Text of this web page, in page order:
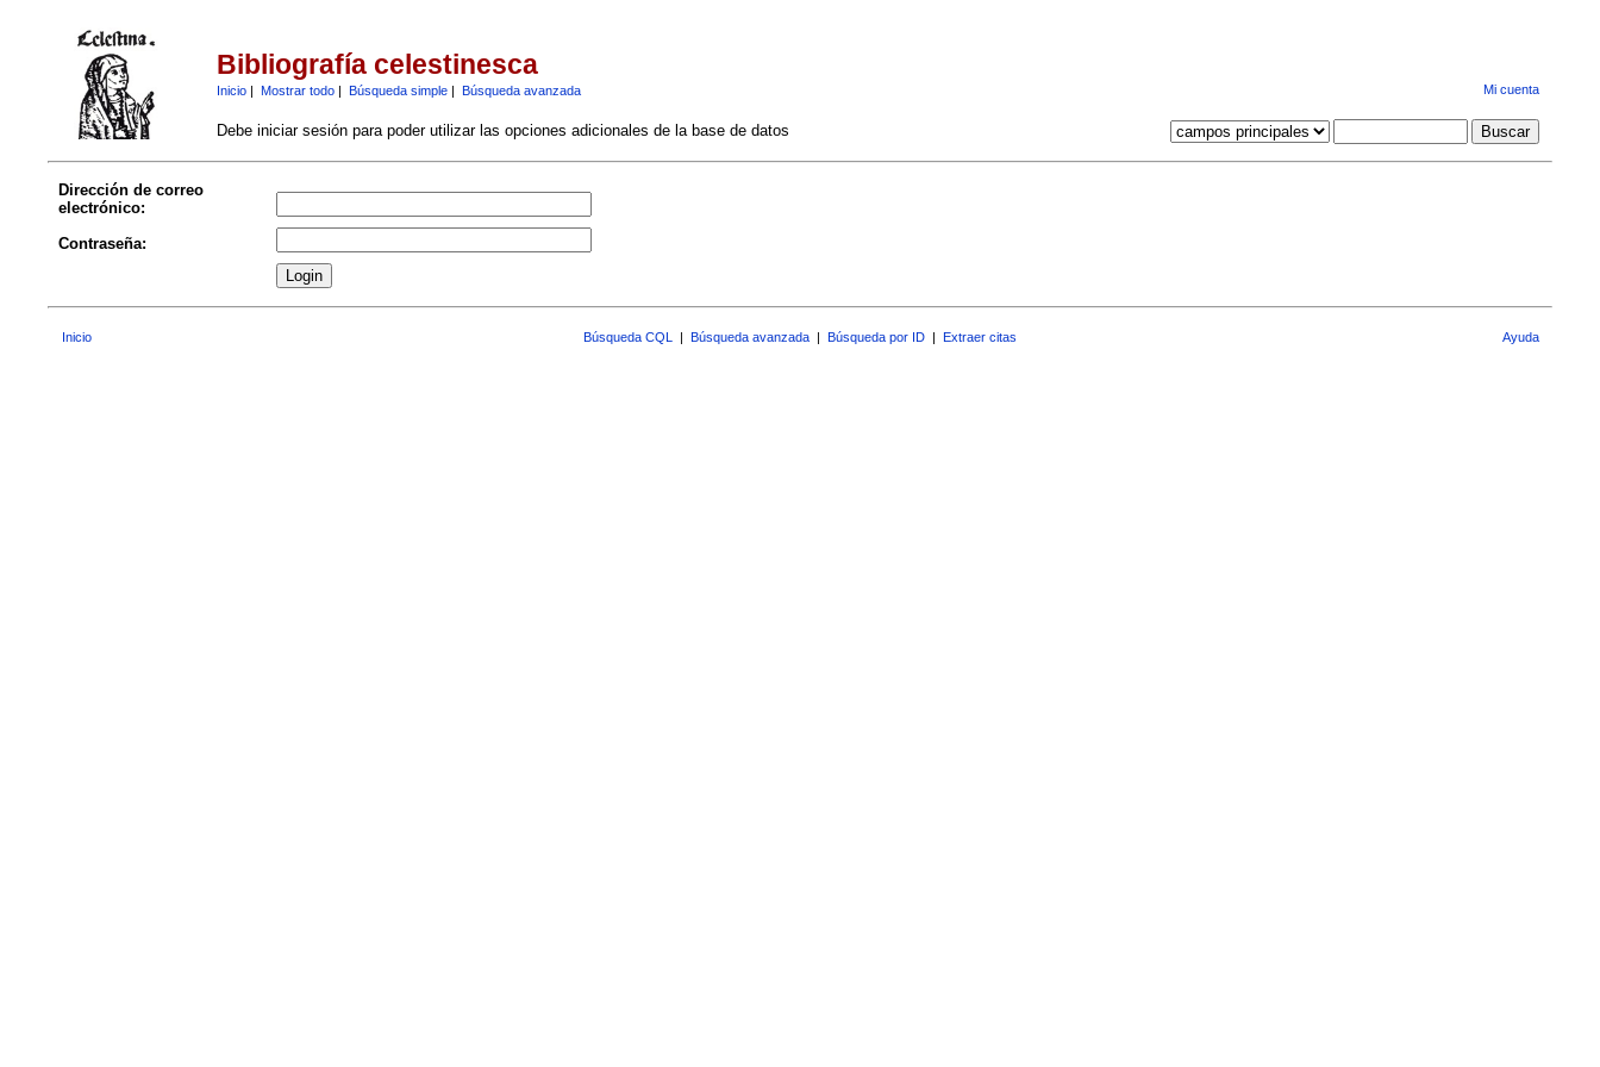
Bibliografía celestinesca
Inicio| Mostrar todo| Búsqueda simple| Búsqueda avanzada Mi cuenta
Debe iniciar sesión para poder utilizar las opciones adicionales de la base de datos
Dirección de correo
electrónico:
Contraseña:
Inicio Búsqueda CQL | Búsqueda avanzada | Búsqueda por ID | Extraer citas Ayuda